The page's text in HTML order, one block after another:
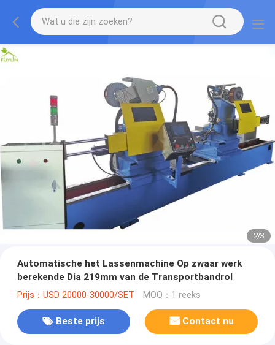
2/3
Automatische het Lassenmachine Op zwaar werk
berekende Dia 219mm van de Transportbandrol
Prijs：USD 20000-30000/SET MOQ：1 reeks
Beste prijs Contact nu